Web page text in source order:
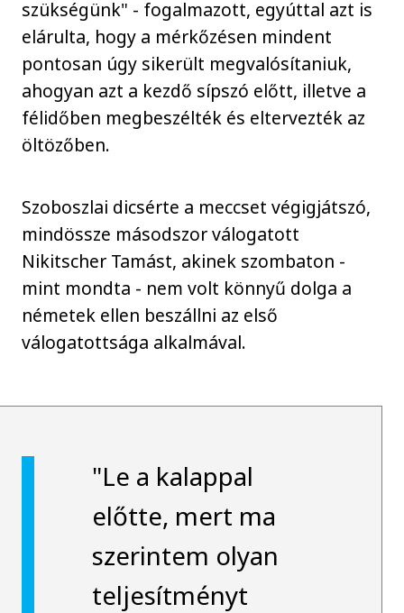
szükségünk" - fogalmazott, egyúttal azt is
elárulta, hogy a mérkőzésen mindent
pontosan úgy sikerült megvalósítaniuk,
ahogyan azt a kezdő sípszó előtt, illetve a
félidőben megbeszélték és eltervezték az
öltözőben.
Szoboszlai dicsérte a meccset végigjátszó,
mindössze másodszor válogatott
Nikitscher Tamást, akinek szombaton -
mint mondta - nem volt könnyű dolga a
németek ellen beszállni az első
válogatottsága alkalmával.
"Le a kalappal
előtte, mert ma
szerintem olyan
teljesítményt